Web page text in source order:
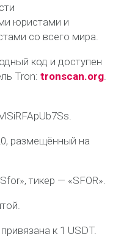
юристами и
со всего мира.
код и доступен
Tron: tronscan.org
размещённый на
тикер — «SFOR».
к 1 USDT.